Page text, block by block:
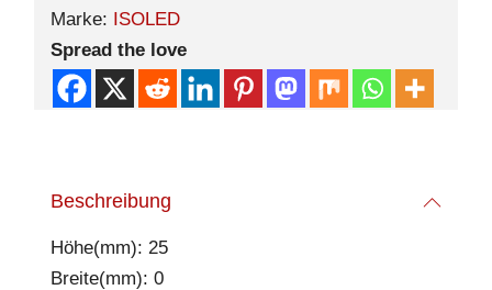
Marke: ISOLED
Spread the love
Beschreibung
Höhe(mm): 25
Breite(mm): 0